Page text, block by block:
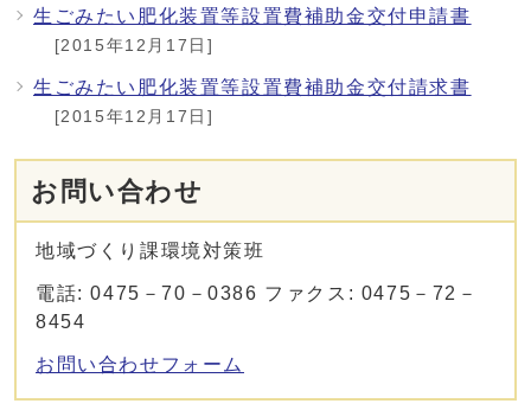
生ごみたい肥化装置等設置費補助金交付申請書
[2015年12月17日]
生ごみたい肥化装置等設置費補助金交付請求書
[2015年12月17日]
お問い合わせ
地域づくり課環境対策班
電話: 0475－70－0386 ファクス: 0475－72－
8454
お問い合わせフォーム